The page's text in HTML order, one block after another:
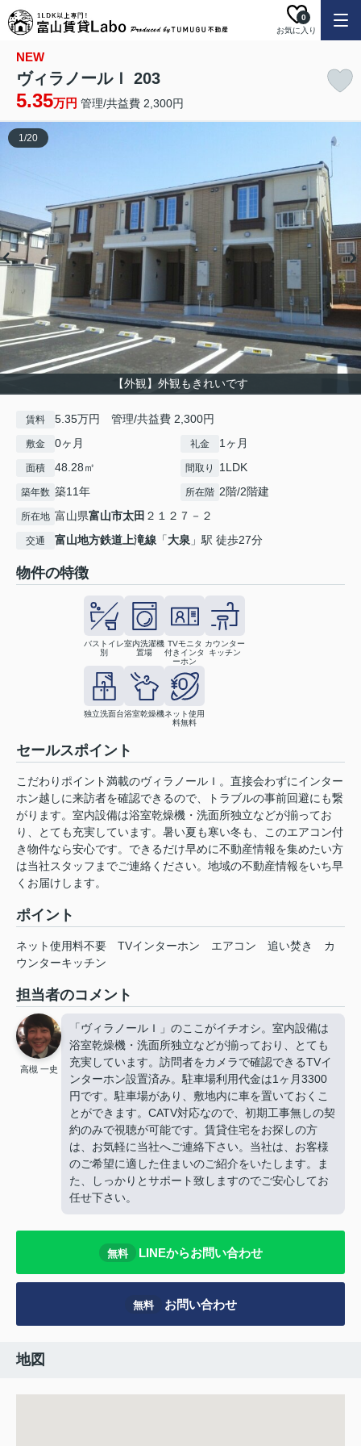
お気に入り
0
NEW
ヴィラノールＩ 203
5.35万円 管理/共益費 2,300円
【外観】外観もきれいです
1/20
賃料 5.35万円 管理/共益費 2,300円
敷金 0ヶ月 礼金 1ヶ月
面積 48.28㎡ 間取り 1LDK
築年数 築11年 所在階 2階/2階建
所在地 富山県富山市太田 ２１２７－２
交通 富山地方鉄道上滝線 「大泉 」駅 徒歩27分
物件の特徴
バストイレ
別
室内洗濯機
置場
TVモニタ
付きインタ
ーホン
カウンター
キッチン
独立洗面台浴室乾燥機ネット使用
料無料
セールスポイント
こだわりポイント満載のヴィラノールＩ。直接会わずにインター
ホン越しに来訪者を確認できるので、トラブルの事前回避にも繋
がります。室内設備は浴室乾燥機・洗面所独立などが揃ってお
り、とても充実しています。暑い夏も寒い冬も、このエアコン付
き物件なら安心です。できるだけ早めに不動産情報を集めたい方
は当社スタッフまでご連絡ください。地域の不動産情報をいち早
くお届けします。
ポイント
ネット使用料不要 TVインターホン エアコン 追い焚き
カ
ウンターキッチン
担当者のコメント
高槻 一史
「ヴィラノールＩ」のここがイチオシ。室内設備は
浴室乾燥機・洗面所独立などが揃っており、とても
充実しています。訪問者をカメラで確認できるTVイ
ンターホン設置済み。駐車場利用代金は1ヶ月3300
円です。駐車場があり、敷地内に車を置いておくこ
とができます。CATV対応なので、初期工事無しの契
約のみで視聴が可能です。賃貸住宅をお探しの方
は、お気軽に当社へご連絡下さい。当社は、お客様
のご希望に適した住まいのご紹介をいたします。ま
た、しっかりとサポート致しますのでご安心してお
任せ下さい。
無料 LINEからお問い合わせ
無料 お問い合わせ
地図